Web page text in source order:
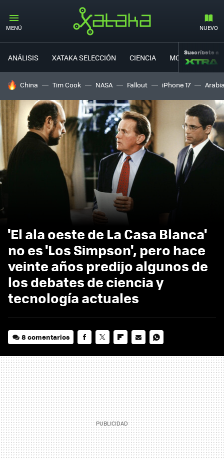
MENÚ NUEVO
ANÁLISIS XATAKA SELECCIÓN CIENCIA MOVILIDAD
Suscríbete a
HOY SE HABLA DE
China Tim Cook NASA Fallout iPhone 17
'El ala oeste de La Casa Blanca'
no es 'Los Simpson', pero hace
veinte años predijo algunos de
los debates de ciencia y
tecnología actuales
8 comentarios
MAIL